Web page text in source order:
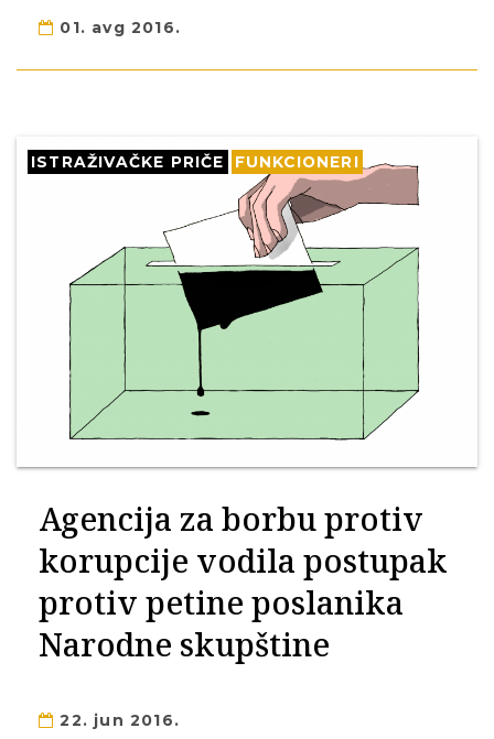
01. avg 2016.
ISTRAŽIVAČKE PRIČE FUNKCIONERI
Agencija za borbu protiv
korupcije vodila postupak
protiv petine poslanika
Narodne skupštine
22. jun 2016.